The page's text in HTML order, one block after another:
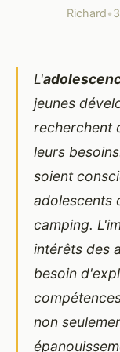
Richard•
L'
jeunes
recherchent
leurs
soient
adolescents
camping.
intérêts des
besoin
non